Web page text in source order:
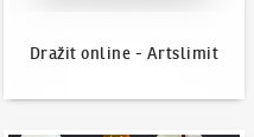
Dražit online - Artslimit